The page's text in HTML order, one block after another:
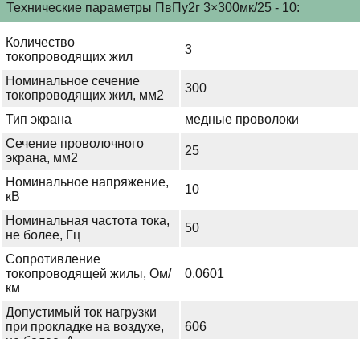
Технические параметры ПвПу2г 3×300мк/25 - 10:
Количество
токопроводящих жил
3
Номинальное сечение
токопроводящих жил, мм2
300
Тип экрана
медные проволоки
Сечение проволочного
экрана, мм2
25
Номинальное напряжение,
кВ
10
Номинальная частота тока,
не более, Гц
50
Сопротивление
токопроводящей жилы, Ом/
км
0.0601
Допустимый ток нагрузки
при прокладке на воздухе,
606